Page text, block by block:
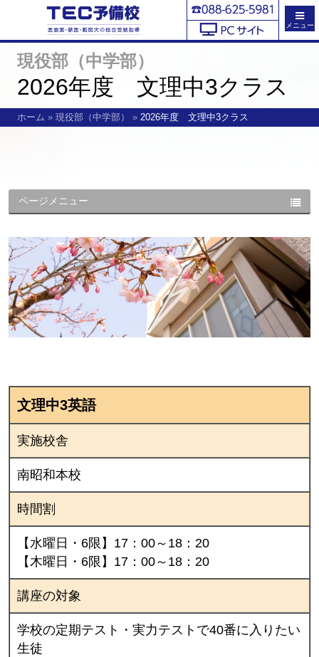
メニュー
現役部（中学部）
2026年度 文理中3クラス
ホーム » 現役部（中学部） » 2026年度 文理中3クラス
ページメニュー
文理中3英語
実施校舎
南昭和本校
時間割
【水曜日・6限】17：00～18：20
【木曜日・6限】17：00～18：20
講座の対象
学校の定期テスト・実力テストで40番に入りたい
生徒